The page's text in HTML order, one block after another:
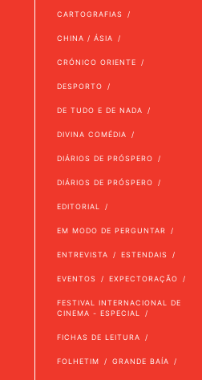
CARTOGRAFIAS
CHINA / ÁSIA
CRÓNICO ORIENTE
DESPORTO
DE TUDO E DE NADA
DIVINA COMÉDIA
DIÁRIOS DE PRÓSPERO
DIÁRIOS DE PRÓSPERO
EDITORIAL
EM MODO DE PERGUNTAR
ENTREVISTA ESTENDAIS
EVENTOS EXPECTORAÇÃO
FESTIVAL INTERNACIONAL DE
CINEMA - ESPECIAL
FICHAS DE LEITURA
FOLHETIM GRANDE BAÍA